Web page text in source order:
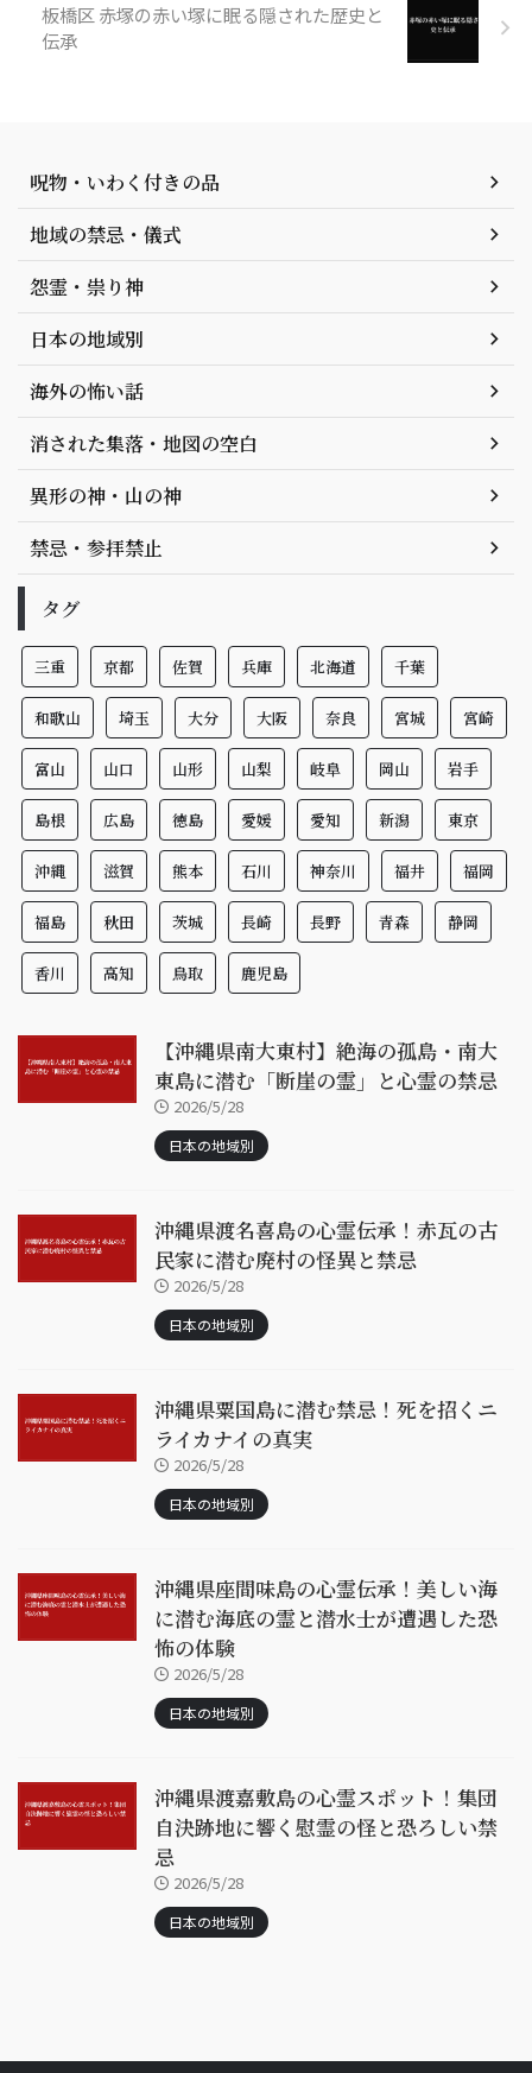
板橋区 赤塚の赤い塚に眠る隠された歴史と
伝承
呪物・いわく付きの品
地域の禁忌・儀式
怨霊・祟り神
日本の地域別
海外の怖い話
消された集落・地図の空白
異形の神・山の神
禁忌・参拝禁止
タグ
三重 京都 佐賀 兵庫 北海道 千葉
和歌山 埼玉 大分 大阪 奈良 宮城 宮崎
富山 山口 山形 山梨 岐阜 岡山 岩手
島根 広島 徳島 愛媛 愛知 新潟 東京
沖縄 滋賀 熊本 石川 神奈川 福井 福岡
福島 秋田 茨城 長崎 長野 青森 静岡
香川 高知 鳥取 鹿児島
【沖縄県南大東村】絶海の孤島・南大
東島に潜む「断崖の霊」と心霊の禁忌
2026/5/28
日本の地域別
沖縄県渡名喜島の心霊伝承！赤瓦の古
民家に潜む廃村の怪異と禁忌
2026/5/28
日本の地域別
沖縄県粟国島に潜む禁忌！死を招くニ
ライカナイの真実
2026/5/28
日本の地域別
沖縄県座間味島の心霊伝承！美しい海
に潜む海底の霊と潜水士が遭遇した恐
怖の体験
2026/5/28
日本の地域別
沖縄県渡嘉敷島の心霊スポット！集団
自決跡地に響く慰霊の怪と恐ろしい禁
忌
2026/5/28
日本の地域別